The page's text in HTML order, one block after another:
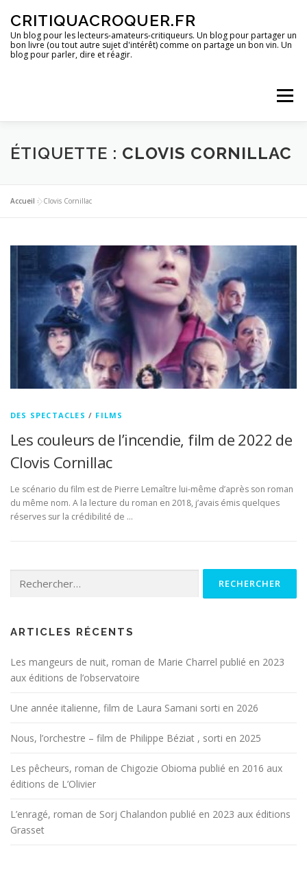
contenu
CRITIQUACROQUER.FR
Un blog pour les lecteurs-amateurs-critiqueurs. Un blog pour partager un
bon livre (ou tout autre sujet d'intérêt) comme on partage un bon vin. Un
blog pour parler, dire et réagir.
Menu
ACCUEIL UN BLOG ? DES LIVRES
DES IMAGES
DES BONS PLANS
ÉTIQUETTE : CLOVIS CORNILLAC
Accueil »Clovis Cornillac
DES SPECTACLES / FILMS
Les couleurs de l’incendie, film de 2022 de
Clovis Cornillac
Le scénario du film est de Pierre Lemaître lui-même d’après son roman
du même nom. A la lecture du roman en 2018, j’avais émis quelques
réserves sur la crédibilité de …
ARTICLES RÉCENTS
Les mangeurs de nuit, roman de Marie Charrel publié en 2023
aux éditions de l’observatoire
Une année italienne, film de Laura Samani sorti en 2026
Nous, l’orchestre – film de Philippe Béziat , sorti en 2025
Les pêcheurs, roman de Chigozie Obioma publié en 2016 aux
éditions de L’Olivier
L’enragé, roman de Sorj Chalandon publié en 2023 aux éditions
Grasset